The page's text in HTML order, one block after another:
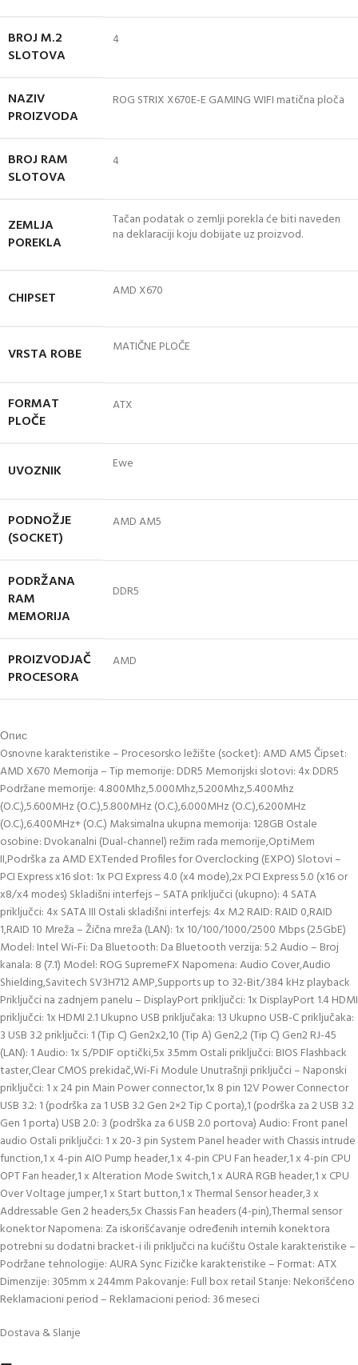
BROJ M.2
SLOTOVA
4
NAZIV
PROIZVODA
ROG STRIX X670E-E GAMING WIFI matična ploča
BROJ RAM
SLOTOVA
4
ZEMLJA
POREKLA
Tačan podatak o zemlji porekla će biti naveden
na deklaraciji koju dobijate uz proizvod.
CHIPSET AMD X670
VRSTA ROBE MATIČNE PLOČE
FORMAT
PLOČE
ATX
UVOZNIK Ewe
PODNOŽJE
(SOCKET)
AMD AM5
PODRŽANA
RAM
MEMORIJA
DDR5
PROIZVODJAČ
PROCESORA
AMD
Опис
Osnovne karakteristike – Procesorsko ležište (socket): AMD AM5 Čipset:
AMD X670 Memorija – Tip memorije: DDR5 Memorijski slotovi: 4x DDR5
Podržane memorije: 4.800Mhz,5.000Mhz,5.200Mhz,5.400Mhz
(O.C.),5.600MHz (O.C.),5.800MHz (O.C.),6.000MHz (O.C.),6.200MHz
(O.C.),6.400MHz+ (O.C.) Maksimalna ukupna memorija: 128GB Ostale
osobine: Dvokanalni (Dual-channel) režim rada memorije,OptiMem
II,Podrška za AMD EXTended Profiles for Overclocking (EXPO) Slotovi –
PCI Express x16 slot: 1x PCI Express 4.0 (x4 mode),2x PCI Express 5.0 (x16 or
x8/x4 modes) Skladišni interfejs – SATA priključci (ukupno): 4 SATA
priključci: 4x SATA III Ostali skladišni interfejs: 4x M.2 RAID: RAID 0,RAID
1,RAID 10 Mreža – Žična mreža (LAN): 1x 10/100/1000/2500 Mbps (2.5GbE)
Model: Intel Wi-Fi: Da Bluetooth: Da Bluetooth verzija: 5.2 Audio – Broj
kanala: 8 (7.1) Model: ROG SupremeFX Napomena: Audio Cover,Audio
Shielding,Savitech SV3H712 AMP,Supports up to 32-Bit/384 kHz playback
Priključci na zadnjem panelu – DisplayPort priključci: 1x DisplayPort 1.4 HDMI
priključci: 1x HDMI 2.1 Ukupno USB priključaka: 13 Ukupno USB-C priključaka:
3 USB 3.2 priključci: 1 (Tip C) Gen2x2,10 (Tip A) Gen2,2 (Tip C) Gen2 RJ-45
(LAN): 1 Audio: 1x S/PDIF optički,5x 3.5mm Ostali priključci: BIOS Flashback
taster,Clear CMOS prekidač,Wi-Fi Module Unutrašnji priključci – Naponski
priključci: 1 x 24 pin Main Power connector,1x 8 pin 12V Power Connector
USB 3.2: 1 (podrška za 1 USB 3.2 Gen 2×2 Tip C porta),1 (podrška za 2 USB 3.2
Gen 1 porta) USB 2.0: 3 (podrška za 6 USB 2.0 portova) Audio: Front panel
audio Ostali priključci: 1 x 20-3 pin System Panel header with Chassis intrude
function,1 x 4-pin AIO Pump header,1 x 4-pin CPU Fan header,1 x 4-pin CPU
OPT Fan header,1 x Alteration Mode Switch,1 x AURA RGB header,1 x CPU
Over Voltage jumper,1 x Start button,1 x Thermal Sensor header,3 x
Addressable Gen 2 headers,5x Chassis Fan headers (4-pin),Thermal sensor
konektor Napomena: Za iskorišćavanje određenih internih konektora
potrebni su dodatni bracket-i ili priključci na kućištu Ostale karakteristike –
Podržane tehnologije: AURA Sync Fizičke karakteristike – Format: ATX
Dimenzije: 305mm x 244mm Pakovanje: Full box retail Stanje: Nekorišćeno
Reklamacioni period – Reklamacioni period: 36 meseci
Dostava & Slanje